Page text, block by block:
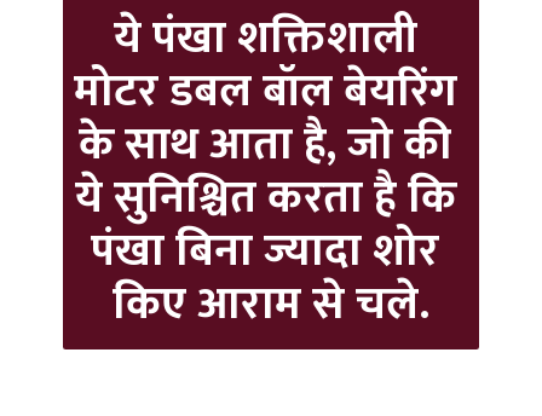
ये पंखा शक्तिशाली
मोटर डबल बॉल बेयरिंग
के साथ आता है, जो की
ये सुनिश्चित करता है कि
पंखा बिना ज्यादा शोर
किए आराम से चले.